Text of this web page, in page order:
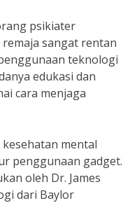
psikiater
sangat rentan
teknologi
edukasi dan
cara menjaga
mental
penggunaan gadget.
oleh Dr. James
dari Baylor